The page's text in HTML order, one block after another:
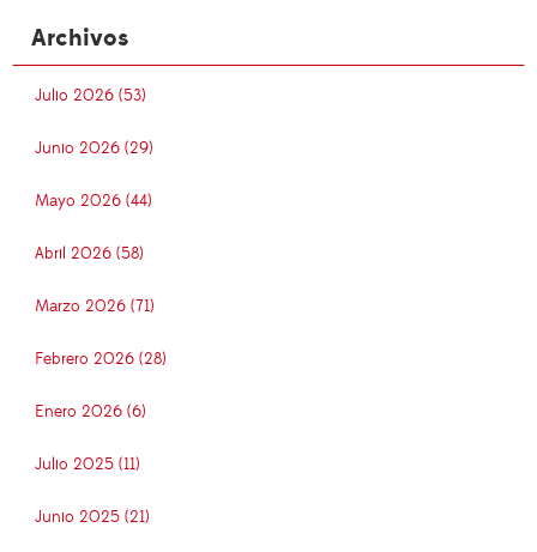
Archivos
Julio 2026 (53)
Junio 2026 (29)
Mayo 2026 (44)
Abril 2026 (58)
Marzo 2026 (71)
Febrero 2026 (28)
Enero 2026 (6)
Julio 2025 (11)
Junio 2025 (21)